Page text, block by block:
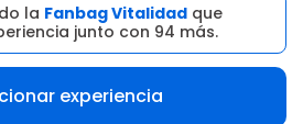
la Fanbag Vitalidad que
junto con 94 más.
experiencia